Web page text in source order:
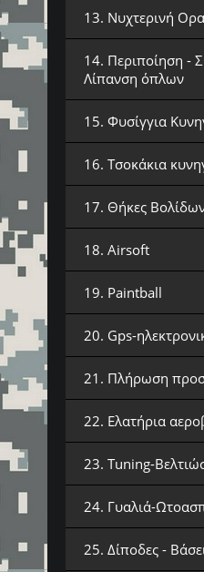
13. Νυχτερινή
14. Περιποίηση -
Λίπανση όπλων
15. Φυσίγγια
16. Τσοκάκια
17. Θήκες
18. Airsoft
19. Paintball
20. Gps-
21. Πλήρωση
22. Ελατήρια
23. Tuning-
24. Γυαλιά-
25. Δίποδες -